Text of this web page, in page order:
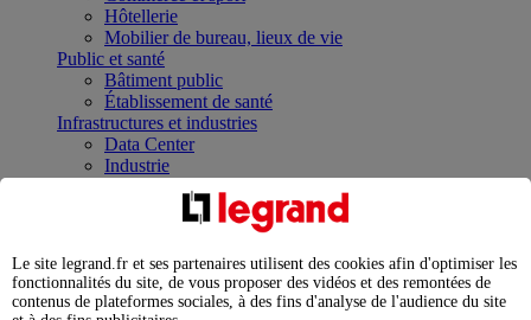
Hôtellerie
Mobilier de bureau, lieux de vie
Public et santé
Bâtiment public
Établissement de santé
Infrastructures et industries
Data Center
Industrie
Infrastructures
Contrôler et planifier le fonctionnement des appareils
Répartir et optimiser son tableau électrique
Legrand Data Center Solutions : concentrer les
expertises au service de vos performances
Le site legrand.fr et ses partenaires utilisent des cookies afin d'optimiser les
fonctionnalités du site, de vous proposer des vidéos et des remontées de
contenus de plateformes sociales, à des fins d'analyse de l'audience du site